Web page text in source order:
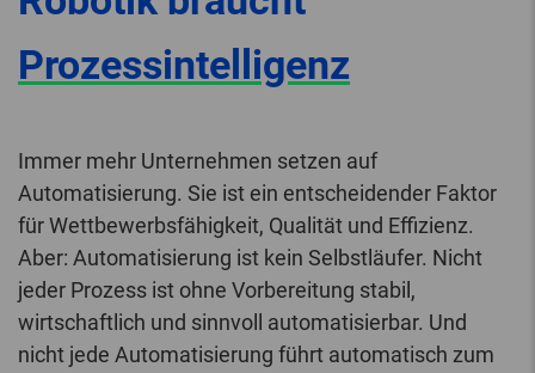
Prozessintelligenz
Immer mehr Unternehmen setzen auf
Automatisierung. Sie ist ein entscheidender Faktor
für Wettbewerbsfähigkeit, Qualität und Effizienz.
Aber: Automatisierung ist kein Selbstläufer. Nicht
jeder Prozess ist ohne Vorbereitung stabil,
wirtschaftlich und sinnvoll automatisierbar. Und
nicht jede Automatisierung führt automatisch zum